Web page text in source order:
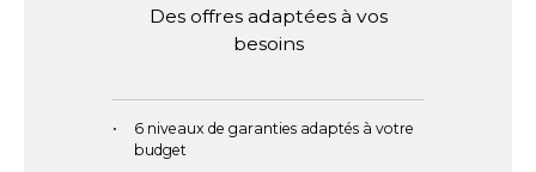
Des offres adaptées à vos
besoins
6 niveaux de garanties adaptés à votre
budget